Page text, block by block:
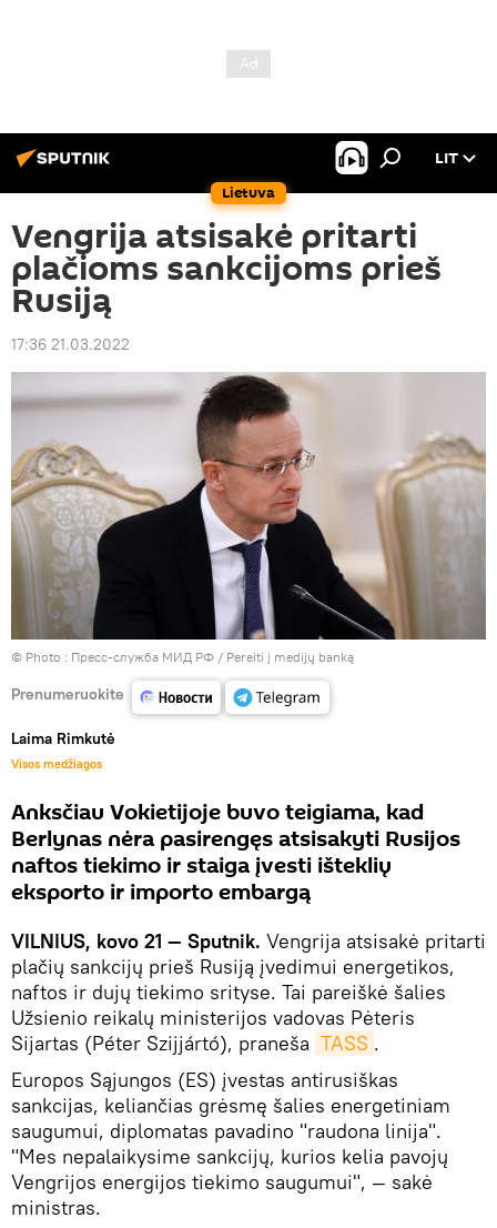
Lietuva
LIT
Vengrija atsisakė pritarti
plačioms sankcijoms prieš
Rusiją
17:36 21.03.2022
© Photo : Пресс-служба МИД РФ / Pereiti į medijų banką
Prenumeruokite
Laima Rimkutė
Visos medžiagos
Anksčiau Vokietijoje buvo teigiama, kad
Berlynas nėra pasirengęs atsisakyti Rusijos
naftos tiekimo ir staiga įvesti išteklių
eksporto ir importo embargą
VILNIUS, kovo 21 — Sputnik. Vengrija atsisakė pritarti
plačių sankcijų prieš Rusiją įvedimui energetikos,
naftos ir dujų tiekimo srityse. Tai pareiškė šalies
Užsienio reikalų ministerijos vadovas Pėteris
Sijartas (Péter Szijjártó), praneša TASS .
Europos Sąjungos (ES) įvestas antirusiškas
sankcijas, keliančias grėsmę šalies energetiniam
saugumui, diplomatas pavadino "raudona linija".
"Mes nepalaikysime sankcijų, kurios kelia pavojų
Vengrijos energijos tiekimo saugumui", — sakė
ministras.